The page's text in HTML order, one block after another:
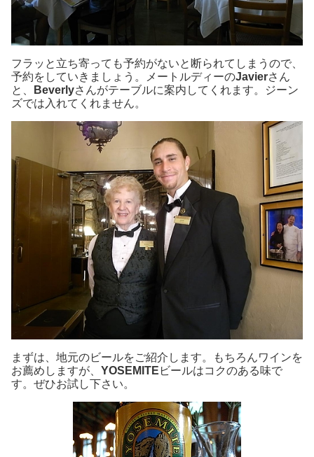
フラッと立ち寄っても予約がないと断られてしまうので、
予約をしていきましょう。メートルディーのJavierさん
と、
Beverlyさんがテーブルに案内してくれます。ジーン
ズでは入れてくれません。
まずは、地元のビールをご紹介します。もちろんワインを
お薦めしますが、 YOSEMITE ビールはコクのある味で
す。ぜひお試し下さい。